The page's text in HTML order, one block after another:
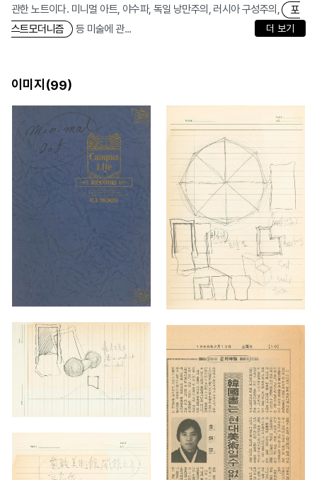
관한 노트이다. 미니멀 아트, 야수파, 독일 낭만주의, 러시아 구성주의,
포
스트모더니즘
등 미술에 관... 더 보기
이미지(99)